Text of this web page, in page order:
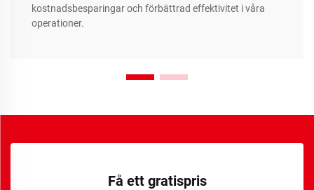
kostnadsbesparingar och förbättrad effektivitet i våra
operationer.
Få ett gratispris